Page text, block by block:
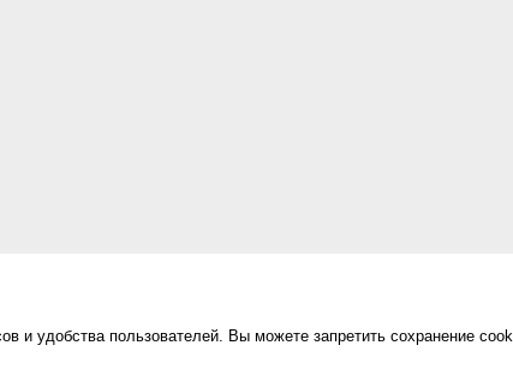
и удобства пользователей. Вы можете запретить сохранение